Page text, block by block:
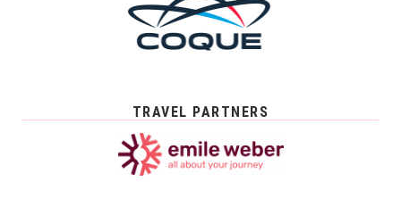
TRAVEL PARTNERS